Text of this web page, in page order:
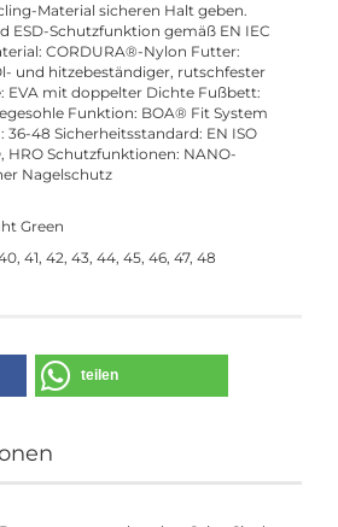
Material sicheren Halt geben.
ESD-Schutzfunktion gemäß EN IEC
CORDURA®-Nylon Futter:
und hitzebeständiger, rutschfester
EVA mit doppelter Dichte Fußbett:
Funktion: BOA® Fit System
36-48 Sicherheitsstandard: EN ISO
HRO Schutzfunktionen: NANO-
Nagelschutz
Green
41, 42, 43, 44, 45, 46, 47, 48
teilen